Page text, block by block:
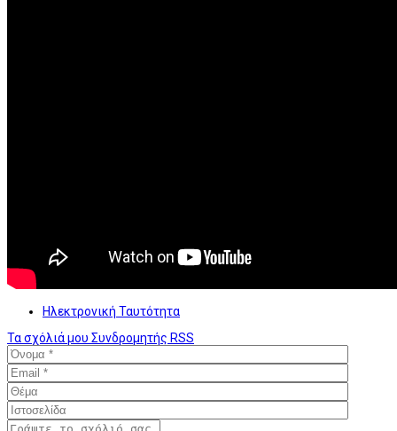
Ηλεκτρονική Ταυτότητα
Τα σχόλιά μου Συνδρομητής RSS